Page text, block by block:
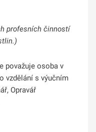
profesních činností
považuje osoba v
vzdělání s výučním
Opravář